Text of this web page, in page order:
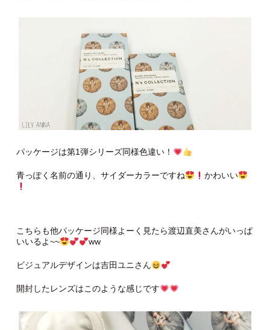
パッケージは第1弾シリーズ同様色違い！
青っぽく名前の通り、サイダーカラーですね かわいい
こちらも他パッケージ同様よーく見たら渡辺直美さんがいっぱ
いいるよ~~
ww
ビジュアルデザインは吉田ユニさん
開封したレンズはこのような感じです